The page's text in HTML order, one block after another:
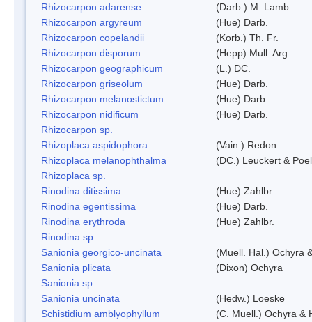
Rhizocarpon adarense
(Darb.) M. Lamb
Rhizocarpon argyreum
(Hue) Darb.
Rhizocarpon copelandii
(Korb.) Th. Fr.
Rhizocarpon disporum
(Hepp) Mull. Arg.
Rhizocarpon geographicum
(L.) DC.
Rhizocarpon griseolum
(Hue) Darb.
Rhizocarpon melanostictum
(Hue) Darb.
Rhizocarpon nidificum
(Hue) Darb.
Rhizocarpon sp.
Rhizoplaca aspidophora
(Vain.) Redon
Rhizoplaca melanophthalma
(DC.) Leuckert &
Rhizoplaca sp.
Rinodina ditissima
(Hue) Zahlbr.
Rinodina egentissima
(Hue) Darb.
Rinodina erythroda
(Hue) Zahlbr.
Rinodina sp.
Sanionia georgico-uncinata
(Muell. Hal.) Ochyra
Sanionia plicata
(Dixon) Ochyra
Sanionia sp.
Sanionia uncinata
(Hedw.) Loeske
Schistidium amblyophyllum
(C. Muell.) Ochyra &